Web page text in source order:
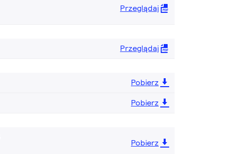
Przeglądaj
Przeglądaj
Pobierz
Pobierz
Pobierz